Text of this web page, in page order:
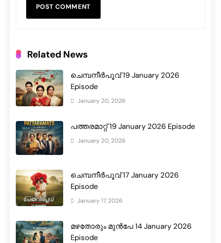
Related News
ചെമ്പനീർപൂവ് 19 January 2026
Episode
January 20, 2026
പത്തരമാറ്റ് 19 January 2026 Episode
January 20, 2026
ചെമ്പനീർപൂവ് 17 January 2026
Episode
January 17, 2026
മഴതോരും മുൻപേ 14 January 2026
Episode